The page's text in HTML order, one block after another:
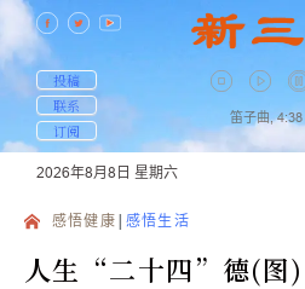
投稿
联系
订阅
笛子曲, 4:38
2026年8月8日 星期六
感悟健康 感悟生活
人生“二十四”德(图)